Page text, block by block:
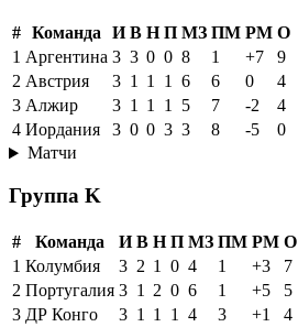
# Команда И В Н П МЗ ПМ РМ О
1 Аргентина 3 3 0 0 8 1 +7
9
2 Австрия 3 1 1 1 6 6 0
4
3 Алжир 3 1 1 1 5 7 -2
4
4 Иордания 3 0 0 3 3 8 -5
0
Матчи
Группа K
# Команда И В Н П МЗ ПМ РМ О
1 Колумбия 3 2 1 0 4 1 +3
7
2 Португалия 3 1 2 0 6 1 +5
5
3 ДР Конго 3 1 1 1 4 3 +1
4